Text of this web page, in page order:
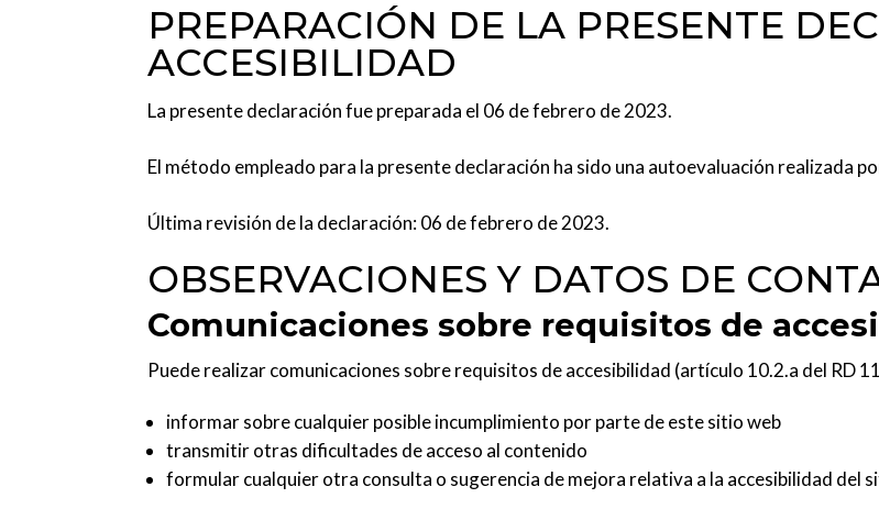
PREPARACIÓN DE LA PRESENTE
ACCESIBILIDAD
La presente declaración fue preparada el 06 de febrero de 2023.
El método empleado para la presente declaración ha sido una autoevaluación realizada
Última revisión de la declaración: 06 de febrero de 2023.
OBSERVACIONES Y DATOS DE
Comunicaciones sobre requisitos de
Puede realizar comunicaciones sobre requisitos de accesibilidad (artículo 10.2.a del RD
informar sobre cualquier posible incumplimiento por parte de este sitio web
transmitir otras dificultades de acceso al contenido
formular cualquier otra consulta o sugerencia de mejora relativa a la accesibilidad del